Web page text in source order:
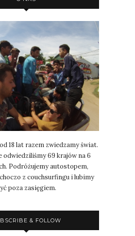
18 lat razem zwiedzamy świat.
odwiedziliśmy 69 krajów na 6
Podróżujemy autostopem,
z couchsurfingu i lubimy
poza zasięgiem.
& FOLLOW